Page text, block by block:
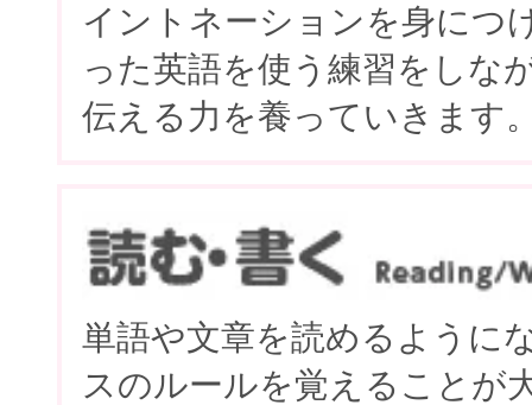
イントネーションを身につ
った英語を使う練習をしな
伝える力を養っていきます
単語や文章を読めるように
スのルールを覚えることが